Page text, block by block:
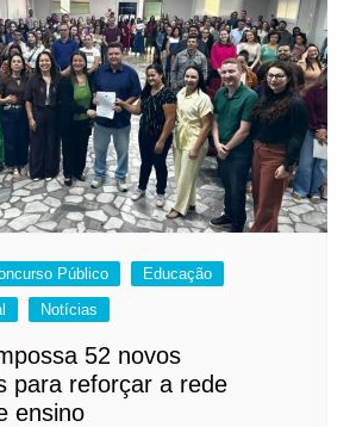
Público
Educação
Notícias
52 novos
para reforçar a rede
ensino